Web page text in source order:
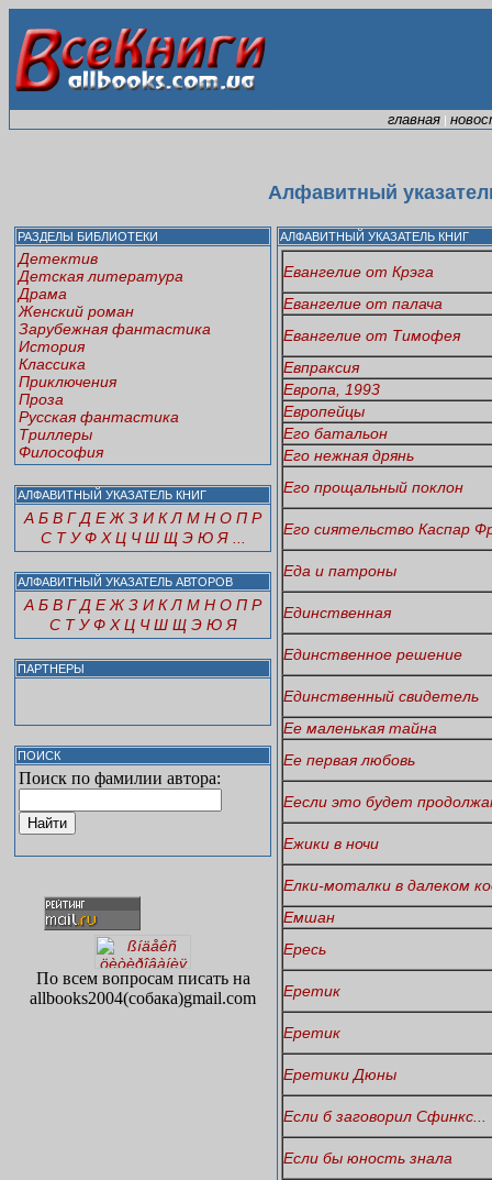
главная |
Алфавитный
РАЗДЕЛЫ БИБЛИОТЕКИ
Детектив
Детская литература
Драма
Женский роман
Зарубежная фантастика
История
Классика
Приключения
Проза
Русская фантастика
Триллеры
Философия
АЛФАВИТНЫЙ УКАЗАТЕЛЬ КНИГ
А Б В Г Д Е Ж З И К Л М Н О П Р
С Т У Ф Х Ц Ч Ш Щ Э Ю Я
АЛФАВИТНЫЙ УКАЗАТЕЛЬ АВТОРОВ
А Б В Г Д Е Ж З И К Л М Н О П Р
С Т У Ф Х Ц Ч Ш Щ Э Ю Я
ПАРТНЕРЫ
ПОИСК
Поиск по фамилии автора:
По всем вопросам писать на
allbooks2004(собака)gmail.com
АЛФАВИТНЫЙ УКАЗАТЕЛЬ КНИГ
Евангелие от Крэга
Евангелие от палача
Евангелие от Тимофея
Евпраксия
Европа, 1993
Европейцы
Его батальон
Его нежная дрянь
Его прощальный поклон
Его сиятельство Каспар
Еда и патроны
Единственная
Единственное решение
Единственный свидетель
Ее маленькая тайна
Ее первая любовь
Еесли это будет
Ежики в ночи
Елки-моталки в далеком
Емшан
Ересь
Еретик
Еретик
Еретики Дюны
Если б заговорил Сфинкс...
Если бы юность знала